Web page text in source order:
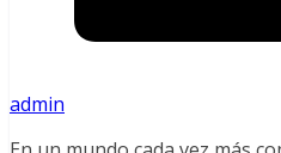
admin